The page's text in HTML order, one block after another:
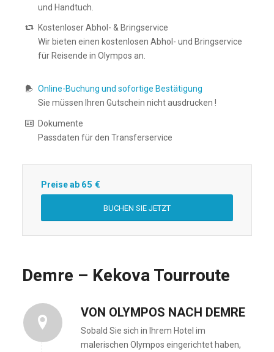
und Handtuch.
Kostenloser Abhol- & Bringservice
Wir bieten einen kostenlosen Abhol- und Bringservice
für Reisende in Olympos an.
Online-Buchung und sofortige Bestätigung
Sie müssen Ihren Gutschein nicht ausdrucken !
Dokumente
Passdaten für den Transferservice
Preise ab 65 €
BUCHEN SIE JETZT
Demre – Kekova Tourroute
VON OLYMPOS NACH DEMRE
Sobald Sie sich in Ihrem Hotel im
malerischen Olympos eingerichtet haben,